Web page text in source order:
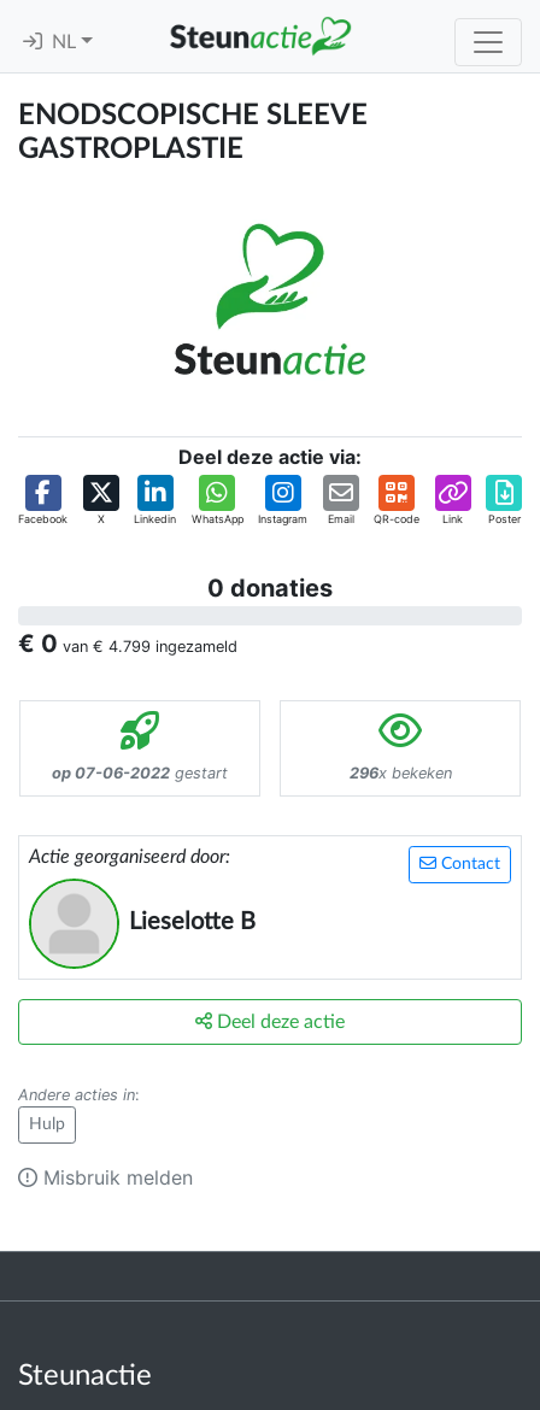
NL
ENODSCOPISCHE SLEEVE
GASTROPLASTIE
Deel deze actie via:
Facebook X Linkedin WhatsApp Instagram Email QR-code Link Poster
0 donaties
€ 0 van € 4.799 ingezameld
op 07-06-2022 gestart 296x bekeken
Contact
Actie georganiseerd door:
Lieselotte B
Deel deze actie
Andere acties in:
Hulp
Misbruik melden
Steunactie